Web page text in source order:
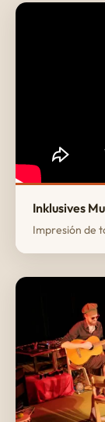
Inklusives
Impresión de